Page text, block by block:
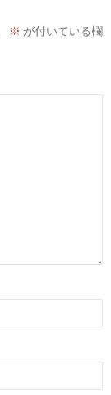
※ が付いている欄